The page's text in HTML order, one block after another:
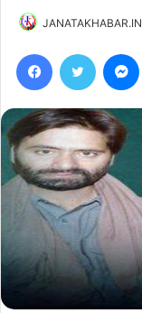
JANATAKHABAR.IN
FacebookTwitter